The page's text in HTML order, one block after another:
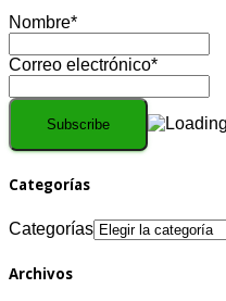
Nombre*
Correo electrónico*
Categorías
Categorías
Archivos